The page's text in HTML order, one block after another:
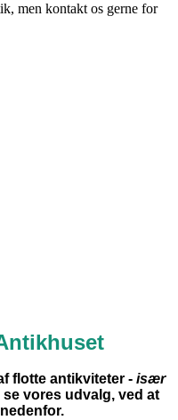
men kontakt os gerne for
flotte antikviteter - især
se vores udvalg, ved at